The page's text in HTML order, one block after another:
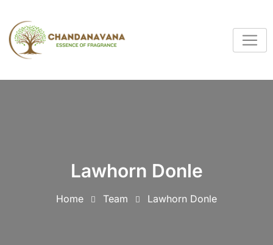
Lawhorn Donle
Home Team Lawhorn Donle